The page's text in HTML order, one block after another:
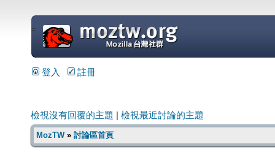
=
登入 註冊
檢視沒有回覆的主題 檢視最近討論的主題
MozTW» 討論區首頁